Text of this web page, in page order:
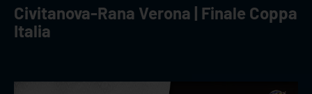
Civitanova-Rana Verona | Finale Coppa
Italia